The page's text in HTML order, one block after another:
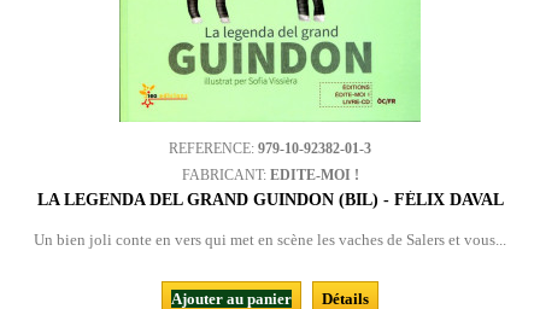
REFERENCE: 979-10-92382-01-3
FABRICANT: EDITE-MOI !
LA LEGENDA DEL GRAND GUINDON (BIL) - FÉLIX DAVAL
Un bien joli conte en vers qui met en scène les vaches de Salers et vous...
Ajouter au panier Détails